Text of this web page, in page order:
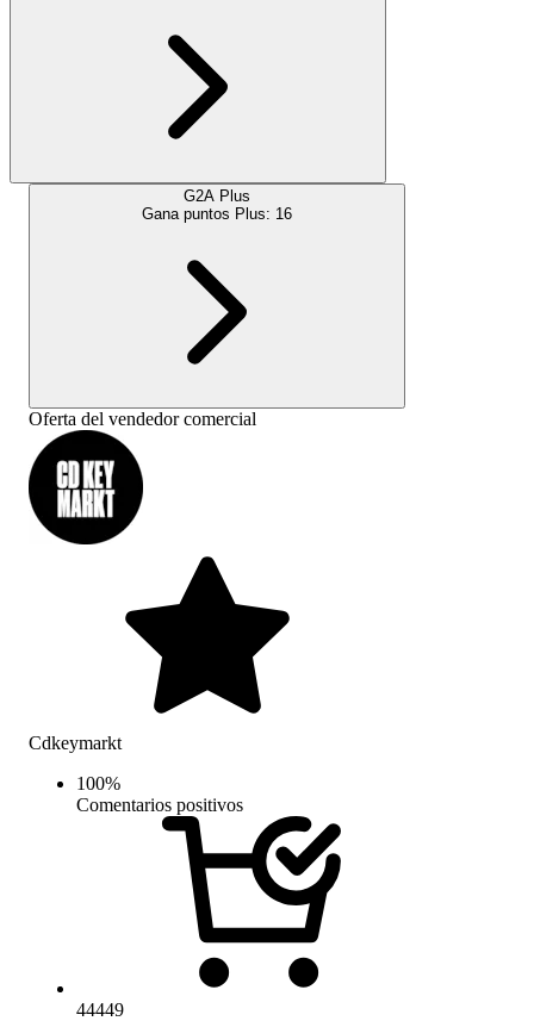
G2A Plus
Gana puntos Plus: 16
Oferta del vendedor comercial
Cdkeymarkt
100%
Comentarios positivos
44449